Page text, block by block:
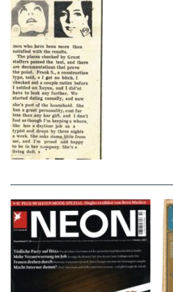
NEON – OKTOBER
2008